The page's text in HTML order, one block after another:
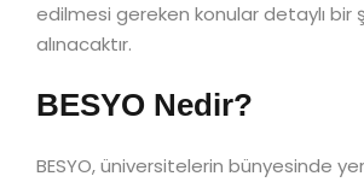
edilmesi gereken konular detaylı bir
alınacaktır.
BESYO Nedir?
BESYO, üniversitelerin bünyesinde